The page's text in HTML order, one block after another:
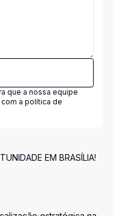
que a nossa equipe
a política de
EM BRASÍLIA!